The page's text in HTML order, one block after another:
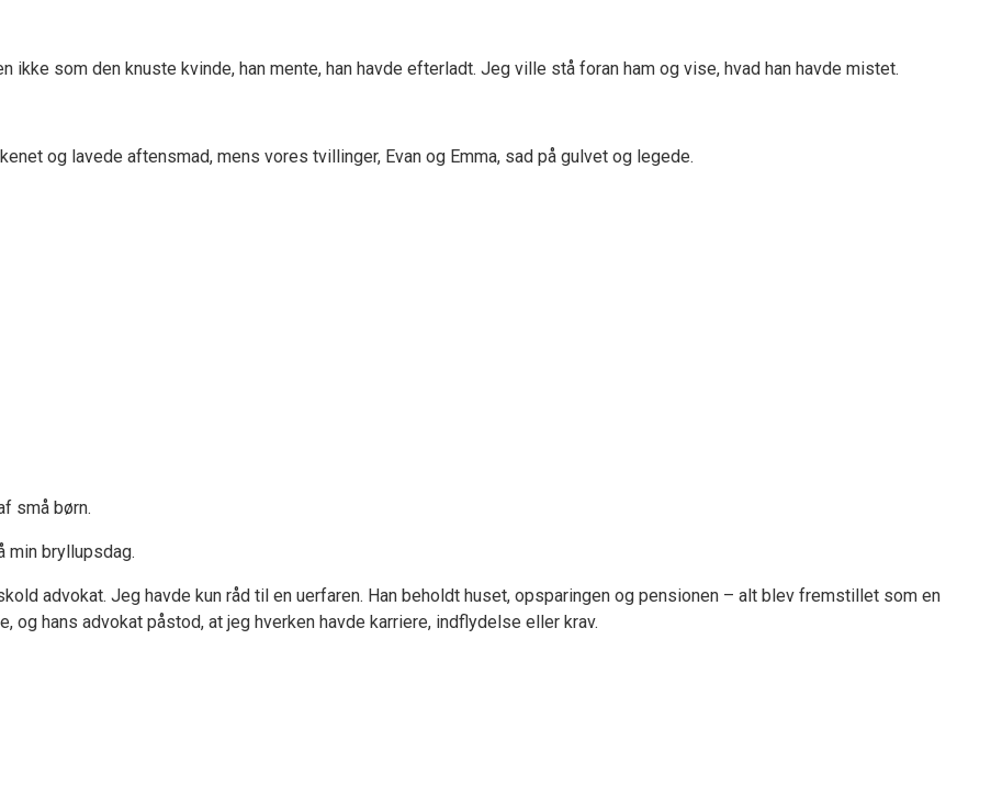
som den knuste kvinde, han mente, han havde efterladt. Jeg ville stå foran ham og vise, hvad han havde mistet.
og lavede aftensmad, mens vores tvillinger, Evan og Emma, sad på gulvet og legede.
små børn.
min bryllupsdag.
advokat. Jeg havde kun råd til en uerfaren. Han beholdt huset, opsparingen og pensionen – alt blev fremstillet som en
hans advokat påstod, at jeg hverken havde karriere, indflydelse eller krav.